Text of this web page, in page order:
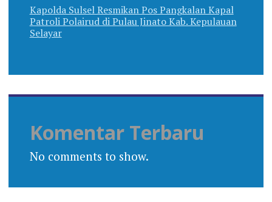
Kapolda Sulsel Resmikan Pos Pangkalan Kapal
Patroli Polairud di Pulau Jinato Kab. Kepulauan
Selayar
Komentar Terbaru
No comments to show.